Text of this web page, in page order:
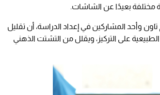
مختلفة بعيدًا عن الشاشات.
وأحد المشاركين في إعداد الدراسة، أن تقليل
على التركيز، ويقلل من التشتت الذهني